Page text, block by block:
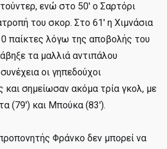
ενώ στο 50' ο Σαρτόρι
του σκορ. Στο 61' η Χιμνάσια
παίκτες λόγω της αποβολής του
τα μαλλιά αντιπάλου
οι γηπεδούχοι
και σημείωσαν ακόμα τρία γκολ, με
(79') και Μπούκα (83').
Φράνκο δεν μπορεί να